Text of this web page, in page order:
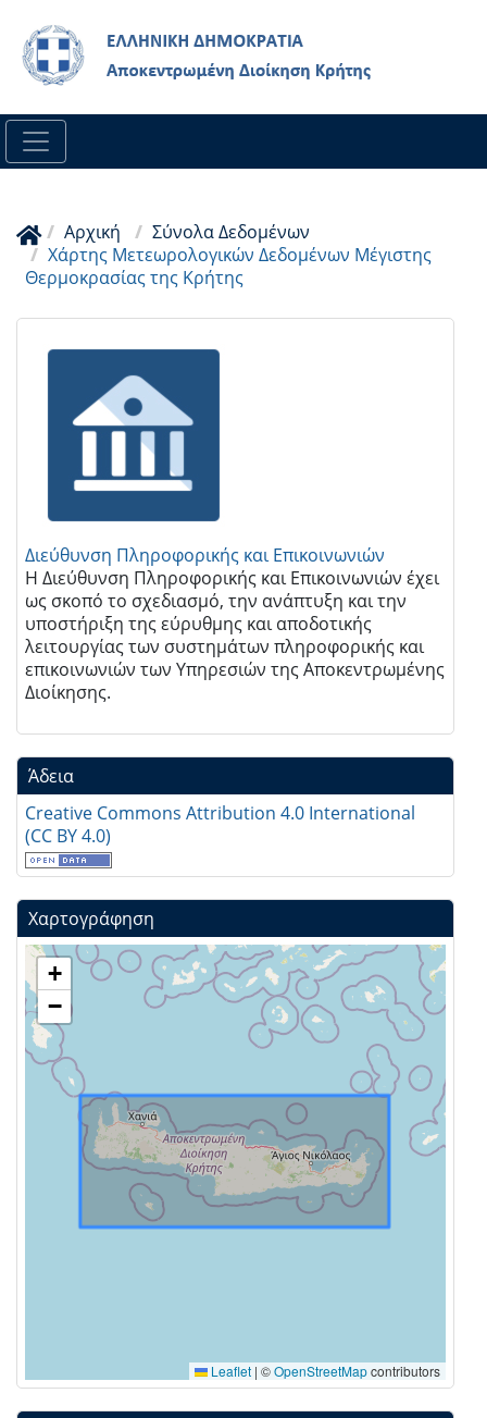
main
content
Αρχική
Σύνολα Δεδομένων
Χάρτης Μετεωρολογικών Δεδομένων Μέγιστης
Θερμοκρασίας της Κρήτης
Διεύθυνση Πληροφορικής και Επικοινωνιών
Η Διεύθυνση Πληροφορικής και Επικοινωνιών έχει
ως σκοπό το σχεδιασμό, την ανάπτυξη και την
υποστήριξη της εύρυθμης και αποδοτικής
λειτουργίας των συστημάτων πληροφορικής και
επικοινωνιών των Υπηρεσιών της Αποκεντρωμένης
Διοίκησης.
Άδεια
Creative Commons Attribution 4.0 International
(CC BY 4.0)
Χαρτογράφηση
+
−
Leaflet | ©OpenStreetMapcontributors